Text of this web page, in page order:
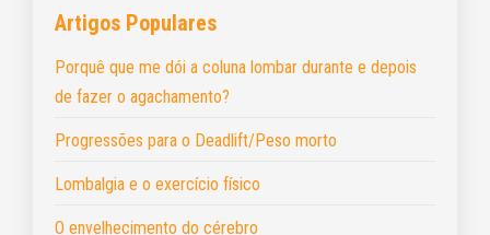
Artigos Populares
Porquê que me dói a coluna lombar durante e depois
de fazer o agachamento?
Progressões para o Deadlift/Peso morto
Lombalgia e o exercício físico
O envelhecimento do cérebro